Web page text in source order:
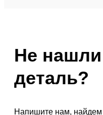
Не
деталь?
Напишите нам,